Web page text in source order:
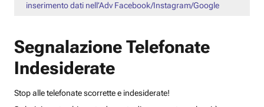
inserimento dati nell’Adv Facebook/Instagram/Google
Segnalazione Telefonate
Indesiderate
Stop alle telefonate scorrette e indesiderate!